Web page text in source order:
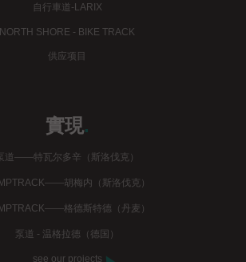
自行車道-LARIX
NORTH SHORE - BIKE TRACK
供应项目
實現.
道——特瓦尔多辛（斯洛伐克）
胡梅内（斯洛伐克）
格德斯特德（丹麦）
泵道 - 温格拉德（德国）
see our projects